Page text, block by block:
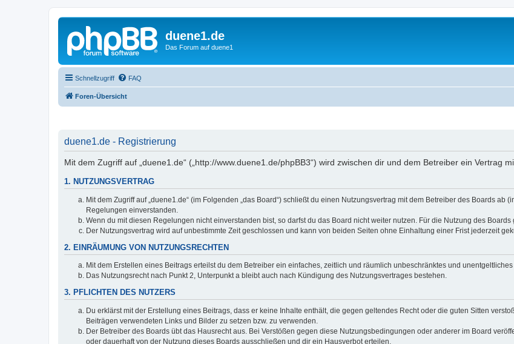
duene1.de
Das Forum auf duene1
Schnellzugriff FAQ
Foren-Übersicht
duene1.de - Registrierung
Mit dem Zugriff auf „duene1.de“ („http://www.duene1.de/phpBB3“) wird zwischen dir und dem Betreiber ein Vertrag
1. NUTZUNGSVERTRAG
Mit dem Zugriff auf „duene1.de“ (im Folgenden „das Board“) schließt du einen Nutzungsvertrag mit dem Betreiber des Boards ab
Regelungen einverstanden.
Wenn du mit diesen Regelungen nicht einverstanden bist, so darfst du das Board nicht weiter nutzen. Für die Nutzung des
Der Nutzungsvertrag wird auf unbestimmte Zeit geschlossen und kann von beiden Seiten ohne Einhaltung einer Frist jederzeit
2. EINRÄUMUNG VON NUTZUNGSRECHTEN
Mit dem Erstellen eines Beitrags erteilst du dem Betreiber ein einfaches, zeitlich und räumlich unbeschränktes und
Das Nutzungsrecht nach Punkt 2, Unterpunkt a bleibt auch nach Kündigung des Nutzungsvertrages bestehen.
3. PFLICHTEN DES NUTZERS
Du erklärst mit der Erstellung eines Beitrags, dass er keine Inhalte enthält, die gegen geltendes Recht oder die guten Sitten
Beiträgen verwendeten Links und Bilder zu setzen bzw. zu verwenden.
Der Betreiber des Boards übt das Hausrecht aus. Bei Verstößen gegen diese Nutzungsbedingungen oder anderer im Board
oder dauerhaft von der Nutzung dieses Boards ausschließen und dir ein Hausverbot erteilen.